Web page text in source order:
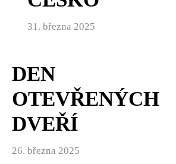
31. března 2025
DEN
OTEVŘENÝCH
DVEŘÍ
26. března 2025